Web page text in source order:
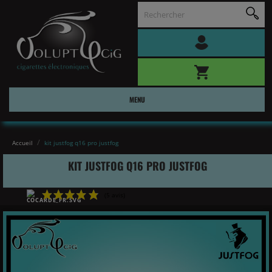
MENU
Accueil kit justfog q16 pro justfog
KIT JUSTFOG Q16 PRO JUSTFOG